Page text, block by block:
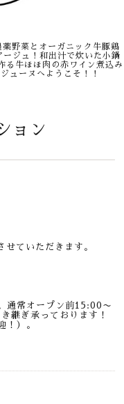
野菜とオーガニック牛豚鶏
ジュ！和出汁で炊いた小鍋
る牛ほほ肉の赤ワイン煮込み
ューヌへようこそ！！
ョン
ていただきます。
通常オープン前15:00〜
継ぎ承っております！
！）。